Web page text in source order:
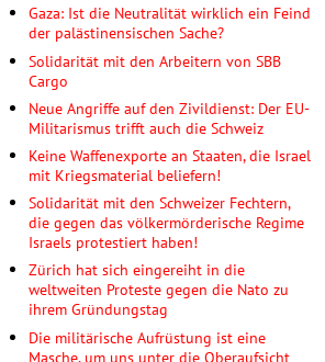
Gaza: Ist die Neutralität wirklich ein Feind
der palästinensischen Sache?
Solidarität mit den Arbeitern von SBB
Cargo
Neue Angriffe auf den Zivildienst: Der EU-
Militarismus trifft auch die Schweiz
Keine Waffenexporte an Staaten, die Israel
mit Kriegsmaterial beliefern!
Solidarität mit den Schweizer Fechtern,
die gegen das völkermörderische Regime
Israels protestiert haben!
Zürich hat sich eingereiht in die
weltweiten Proteste gegen die Nato zu
ihrem Gründungstag
Die militärische Aufrüstung ist eine
Masche, um uns unter die Oberaufsicht